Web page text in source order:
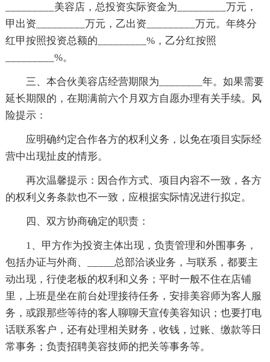
_________美容店，总投资实际资金为_________万元，
甲出资_________万元，乙出资_________万元。年终分
红甲按照投资总额的_________%，乙分红按照
_________%。
三、本合伙美容店经营期限为________年。如果需要
延长期限的，在期满前六个月双方自愿办理有关手续。风
险提示：
应明确约定合作各方的权利义务，以免在项目实际经
营中出现扯皮的情形。
再次温馨提示：因合作方式、项目内容不一致，各方
的权利义务条款也不一致，应根据实际情况进行拟定。
四、双方协商确定的职责：
1、甲方作为投资主体出现，负责管理和外围事务，
包括办证与外商、_____总部洽谈业务，与联系，都要主
动出现，行使老板的权利和义务；平时一般不住在店铺
里，上班是坐在前台处理接待任务，安排美容师为客人服
务，或跟那些等待的客人聊聊天宣传美容知识；也要打电
话联系客户，还有处理相关财务，收钱，过账、缴款等日
常事务；负责招聘美容技师的把关等事务等。